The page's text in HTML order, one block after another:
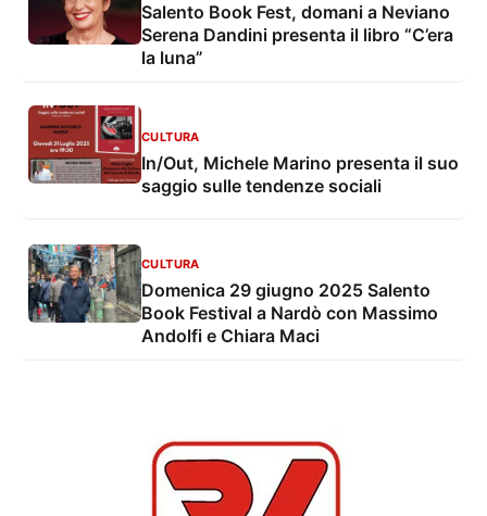
Salento Book Fest, domani a Neviano
Serena Dandini presenta il libro “C’era
la luna”
CULTURA
In/Out, Michele Marino presenta il suo
saggio sulle tendenze sociali
CULTURA
Domenica 29 giugno 2025 Salento
Book Festival a Nardò con Massimo
Andolfi e Chiara Maci